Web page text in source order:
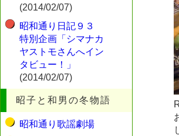
(2014/02/07)
昭和通り日記９３
特別企画「シマナカ
ヤストモさんへイン
タビュー！」
(2014/02/07)
昭子と和男の冬物語
昭和通り歌謡劇場